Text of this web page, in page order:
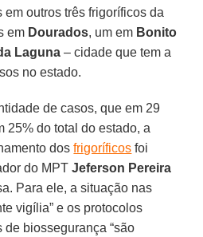
outros três frigoríficos da
em Dourados, um em Bonito
Laguna – cidade que tem a
no estado.
de casos, que em 29
25% do total do estado, a
dosfrigoríficos foi
do MPTJeferson Pereira
Para ele, a situação nas
vigília” e os protocolos
biossegurança “são